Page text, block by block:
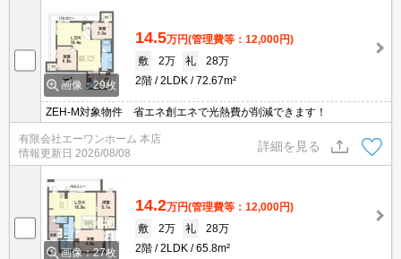
画像：29枚
14.5万円(管理費等：12,000円)
敷
2万 礼
28万
2階
2LDK 72.67m²
ZEH-M対象物件 省エネ創エネで光熱費が削減できます！
有限会社エーワンホーム 本店
情報更新日 2026/08/08
詳細を見る
画像：27枚
14.2万円(管理費等：12,000円)
敷
2万 礼
28万
2階
2LDK 65.8m²